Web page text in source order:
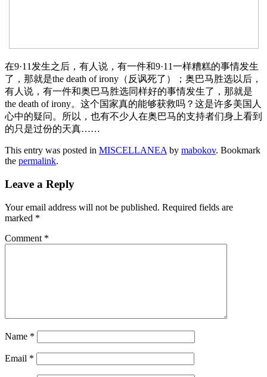
在9·11发生之后，有人说，有一件和9·11一样糟糕的事情发生
了，那就是the death of irony（反讽死了）；奥巴马胜选以后，
有人说，有一件和奥巴马胜选同样好的事情发生了，那就是
the death of irony。这个国家真的能够获救吗？这是许多美国人
心中的疑问。所以，也有不少人在奥巴马的支持者们身上看到
的只是过份的天真……
This entry was posted in MISCELLANEAby mabokov. Bookmark
the permalink.
Leave a Reply
Your email address will not be published. Required fields are
marked *
Comment *
Name *
Email *